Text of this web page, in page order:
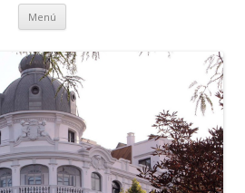
Menú Saltar
contenido